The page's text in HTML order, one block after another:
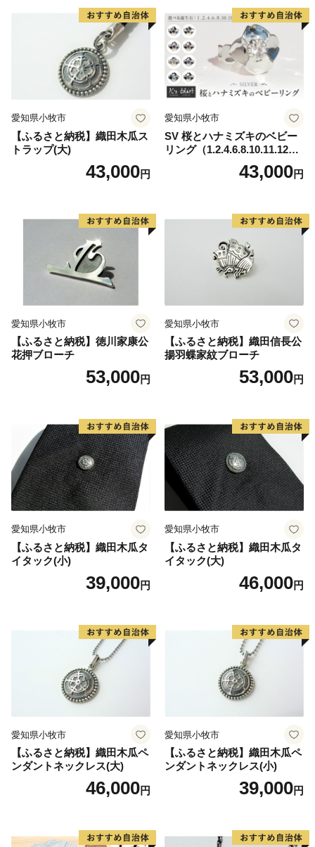
愛知県小牧市
【ふるさと納税】織田木瓜ス
トラップ(大)
43,000円
愛知県小牧市
SV 桜とハナミズキのベビー
リング（1.2.4.6.8.10.11.12
43,000円
愛知県小牧市
【ふるさと納税】徳川家康公
花押ブローチ
53,000円
愛知県小牧市
【ふるさと納税】織田信長公
揚羽蝶家紋ブローチ
53,000円
愛知県小牧市
【ふるさと納税】織田木瓜タ
イタック(小)
39,000円
愛知県小牧市
【ふるさと納税】織田木瓜タ
イタック(大)
46,000円
愛知県小牧市
【ふるさと納税】織田木瓜ペ
ンダントネックレス(大)
46,000円
愛知県小牧市
【ふるさと納税】織田木瓜ペ
ンダントネックレス(小)
39,000円